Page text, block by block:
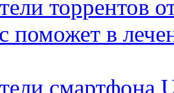
торрентов
поможет в
смартфона